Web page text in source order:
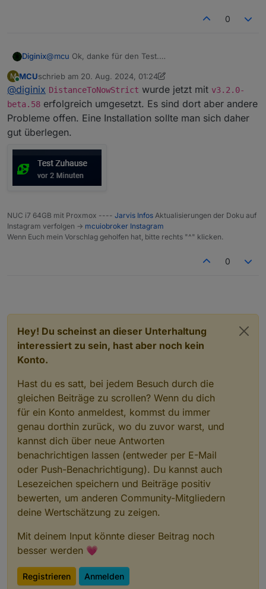
0
Diginix@mcu Ok, danke für den Test.
auf v3 ging nie ohne Probleme. Von daher bleibt alles
wie es ist.
M
Online
MCUschrieb am 20. Aug. 2024, 01:24
zuletzt editiert von MCU
@diginix DistanceToNowStrict wurde jetzt mit v3.2.0-
beta.58 erfolgreich umgesetzt. Es sind dort aber andere
Probleme offen. Eine Installation sollte man sich daher
gut überlegen.
NUC i7 64GB mit Proxmox ---- Jarvis Infos Aktualisierungen der Doku auf
Instagram verfolgen -> mcuiobroker Instagram
Wenn Euch mein Vorschlag geholfen hat, bitte rechts "^" klicken.
0
Hey! Du scheinst an dieser Unterhaltung
interessiert zu sein, hast aber noch kein
Konto.
Hast du es satt, bei jedem Besuch durch die
gleichen Beiträge zu scrollen? Wenn du dich
für ein Konto anmeldest, kommst du immer
genau dorthin zurück, wo du zuvor warst, und
kannst dich über neue Antworten
benachrichtigen lassen (entweder per E-Mail
oder Push-Benachrichtigung). Du kannst auch
Lesezeichen speichern und Beiträge positiv
bewerten, um anderen Community-Mitgliedern
deine Wertschätzung zu zeigen.
Mit deinem Input könnte dieser Beitrag noch
besser werden 💗
Registrieren Anmelden